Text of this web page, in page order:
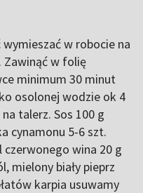
w robocie na
Zawinąć w folię
minimum 30 minut
osolonej wodzie ok 4
talerz. Sos 100 g
cynamonu 5-6 szt.
czerwonego wina 20 g
mielony biały pieprz
karpia usuwamy